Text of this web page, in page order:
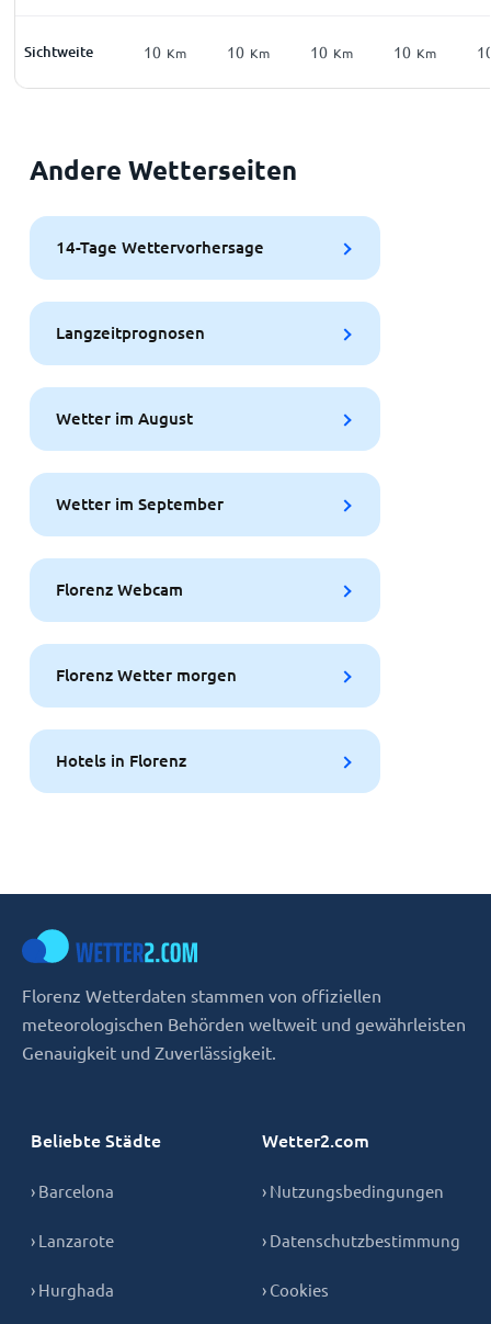
Sichtweite 10 Km 10 Km 10 Km 10 Km
Andere Wetterseiten
14-Tage Wettervorhersage
Langzeitprognosen
Wetter im August
Wetter im September
Florenz Webcam
Florenz Wetter morgen
Hotels in Florenz
Florenz Wetterdaten stammen von offiziellen
meteorologischen Behörden weltweit und gewährleisten
Genauigkeit und Zuverlässigkeit.
Beliebte Städte
› Barcelona
› Lanzarote
› Hurghada
Wetter2.com
› Nutzungsbedingungen
› Datenschutzbestimmung
› Cookies